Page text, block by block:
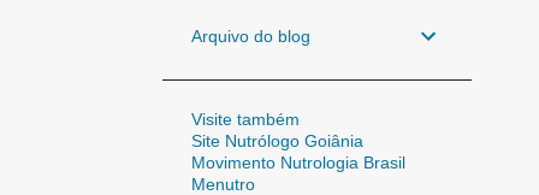
Arquivo do blog
Visite também
Site Nutrólogo Goiânia
Movimento Nutrologia Brasil
Menutro